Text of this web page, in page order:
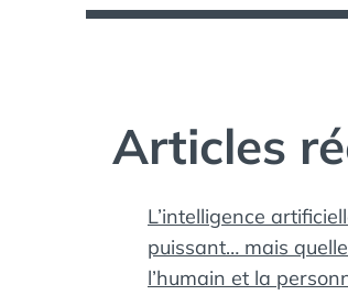
Articles
L’intelligence
puissant… mais
l’humain et la